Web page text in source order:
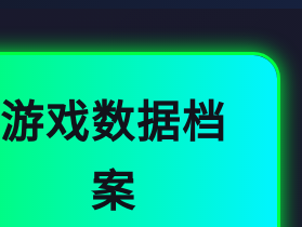
游戏数据档
案